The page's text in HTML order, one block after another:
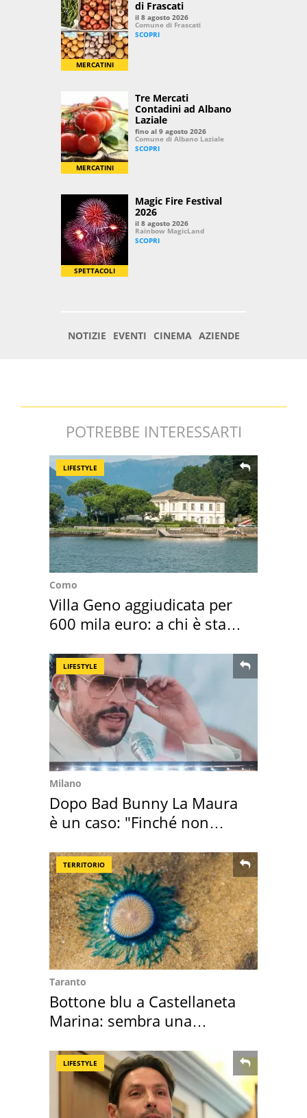
POTREBBE INTERESSARTI
LIFESTYLE
Como
Villa Geno aggiudicata per
600 mila euro: a chi è stata
LIFESTYLE
Milano
Dopo Bad Bunny La Maura
è un caso: "Finché non
TERRITORIO
Taranto
Bottone blu a Castellaneta
Marina: sembra una
LIFESTYLE